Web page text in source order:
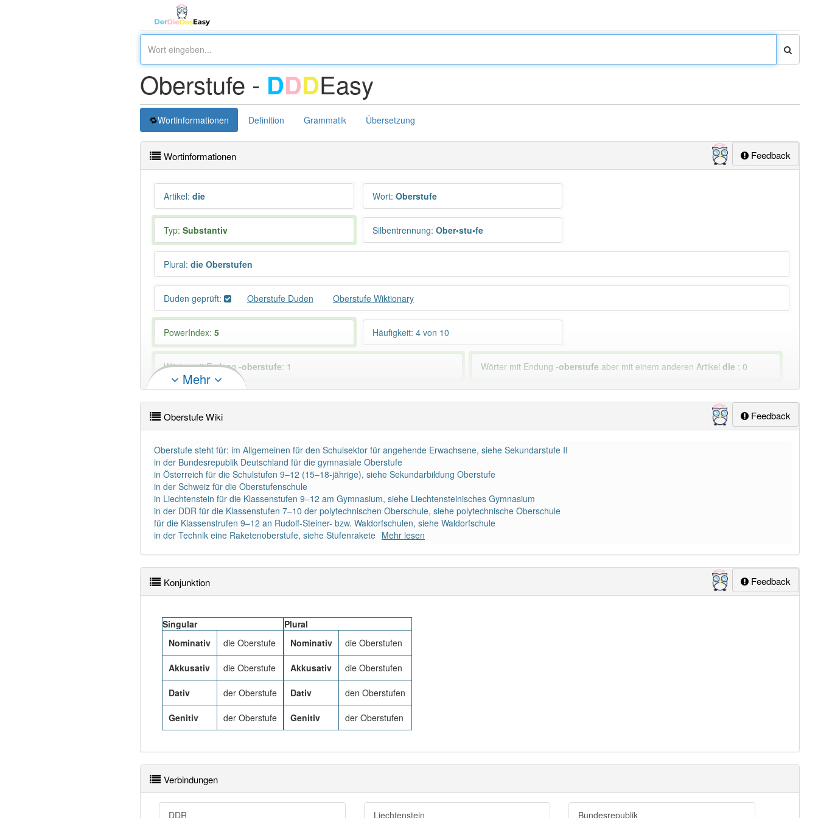
Oberstufe - DDDEasy
Wortinformationen Definition Grammatik Übersetzung
Feedback
Wortinformationen
Artikel: die Wort: Oberstufe
Typ: Substantiv Silbentrennung: Ober•stu•fe
Plural: die Oberstufen
Duden geprüft: Oberstufe Duden Oberstufe Wiktionary
PowerIndex: 5 Häufigkeit: 4 von 10
Wörter mit Endung -oberstufe: 1 Wörter mit Endung-oberstufe aber mit einem anderen Artikeldie : 0
98% unserer Spielapp-Nutzer haben den Artikel korrekt erraten.
Mehr
Feedback
Oberstufe Wiki
Oberstufe steht für: im Allgemeinen für den Schulsektor für angehende Erwachsene, siehe Sekundarstufe II
in der Bundesrepublik Deutschland für die gymnasiale Oberstufe
in Österreich für die Schulstufen 9–12 (15–18-jährige), siehe Sekundarbildung Oberstufe
in der Schweiz für die Oberstufenschule
in Liechtenstein für die Klassenstufen 9–12 am Gymnasium, siehe Liechtensteinisches Gymnasium
in der DDR für die Klassenstufen 7–10 der polytechnischen Oberschule, siehe polytechnische Oberschule
für die Klassenstrufen 9–12 an Rudolf-Steiner- bzw. Waldorfschulen, siehe Waldorfschule
in der Technik eine Raketenoberstufe, siehe Stufenrakete Mehr lesen
Feedback
Konjunktion
Singular
Nominativ
die Oberstufe
Akkusativ die Oberstufe
Dativ der Oberstufe
Genitiv der Oberstufe
Plural
Nominativ
die Oberstufen
Akkusativ die Oberstufen
Dativ den Oberstufen
Genitiv der Oberstufen
Verbindungen
DDR Liechtenstein Bundesrepublik